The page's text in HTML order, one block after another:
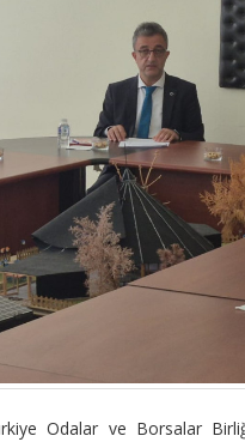
Odalar ve Borsalar